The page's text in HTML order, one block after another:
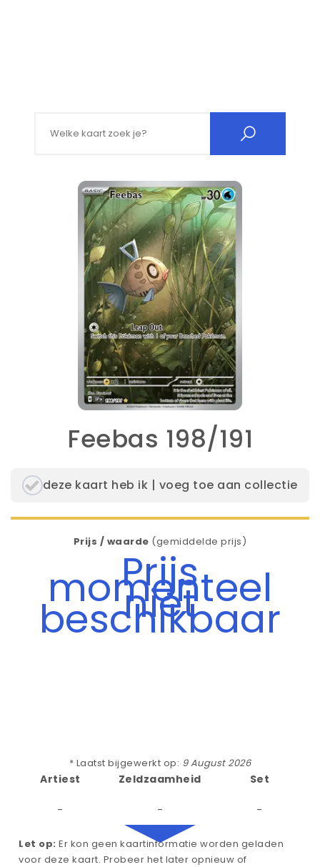
Feebas 198/191
deze kaart heb ik | voeg toe aan collectie
Prijs / waarde (gemiddelde prijs)
Prijs
momenteel
niet
beschikbaar
* Laatst bijgewerkt op: 9 August 2026
Artiest
-
Zeldzaamheid
-
Set
-
Let op: Er kon geen kaartinformatie worden geladen
voor deze kaart. Probeer het later opnieuw of